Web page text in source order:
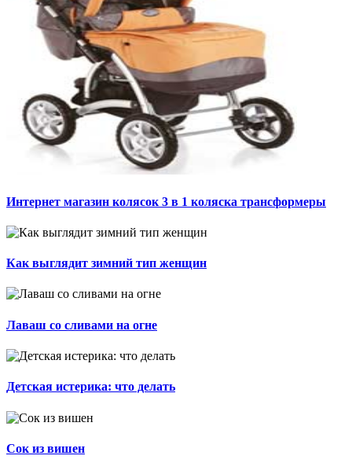
Интернет магазин колясок 3 в 1 коляска трансформеры
Как выглядит зимний тип женщин
Лаваш со сливами на огне
Детская истерика: что делать
Сок из вишен